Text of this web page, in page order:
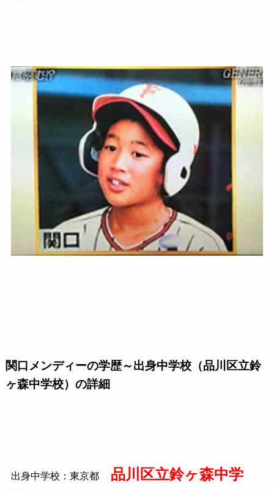
関口メンディーの学歴～出身中学校（品川区立鈴
ヶ森中学校）の詳細
出身中学校：東京都
品川区立鈴ヶ森中学